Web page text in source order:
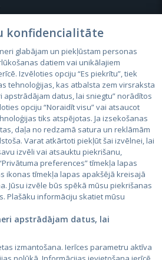
CVbankas.lt
Kainos.lt
konfidencialitāte
glabājam un piekļūstam personas
datiem vai unikālajiem
Izvēloties opciju “Es piekrītu”, tiek
tehnoloģijas, kas atbalsta zem virsraksta
apstrādājam datus, lai sniegtu” norādītos
opciju “Noraidīt visu” vai atsaucot
tiks atspējotas. Ja izsekošanas
daļa no redzamā satura un reklāmām
Varat atkārtoti piekļūt šai izvēlnei, lai
izvēli vai atsauktu piekrišanu,
preferences” tīmekļa lapas
ikonas tīmekļa lapas apakšējā kreisajā
Jūsu izvēle būs spēkā mūsu piekrišanas
Plašāku informāciju skatiet mūsu
apstrādājam datus, lai
izmantošana. Ierīces parametru aktīva